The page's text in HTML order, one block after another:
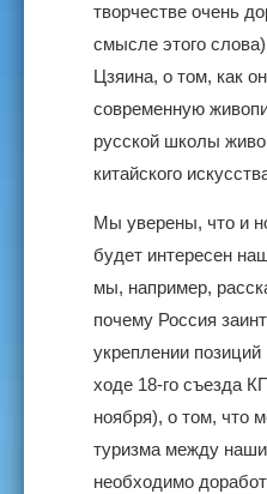
творчестве очень
смысле этого
Цзяина, о том, как
современную
русской школы
китайского
Мы уверены, что и
будет интересен
мы, например,
почему Россия
укреплении
ходе 18-го съезда
ноября), о том, что
туризма между
необходимо